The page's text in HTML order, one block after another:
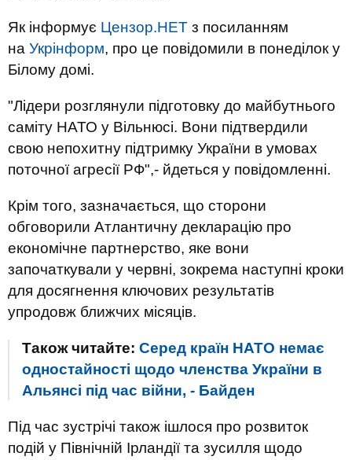
Як інформує Цензор.НЕТ з посиланням
на Укрінформ, про це повідомили в понеділок у
Білому домі.
"Лідери розглянули підготовку до майбутнього
саміту НАТО у Вільнюсі. Вони підтвердили
свою непохитну підтримку України в умовах
поточної агресії РФ",- йдеться у повідомленні.
Крім того, зазначається, що сторони
обговорили Атлантичну декларацію про
економічне партнерство, яке вони
започаткували у червні, зокрема наступні кроки
для досягнення ключових результатів
упродовж ближчих місяців.
Також читайте: Серед країн НАТО немає
одностайності щодо членства України в
Альянсі під час війни, - Байден
Під час зустрічі також ішлося про розвиток
подій у Північній Ірландії та зусилля щодо